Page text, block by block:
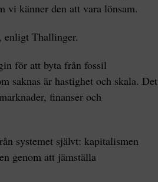
vi känner den att vara lönsam.
enligt Thallinger.
för att byta från fossil
saknas är hastighet och skala. Det
finanser och
systemet självt: kapitalismen
genom att jämställa